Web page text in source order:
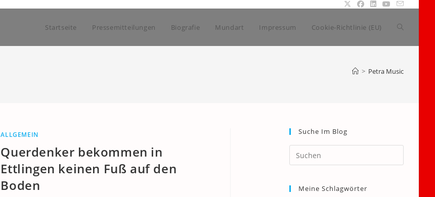
Startseite Pressemitteilungen Biografie Mundart Impressum Cookie-Richtlinie (EU) Website-
> Petra Music
ALLGEMEIN
Querdenker bekommen in
Ettlingen keinen Fuß auf den
Boden
Suche Im Blog
Escape
Meine Schlagwörter